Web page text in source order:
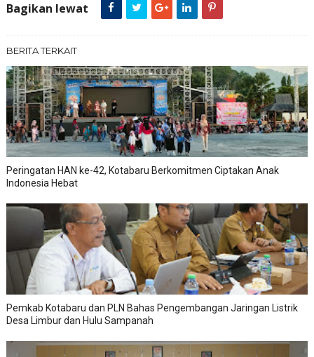
Bagikan lewat
BERITA TERKAIT
Peringatan HAN ke-42, Kotabaru Berkomitmen Ciptakan Anak
Indonesia Hebat
Pemkab Kotabaru dan PLN Bahas Pengembangan Jaringan Listrik
Desa Limbur dan Hulu Sampanah